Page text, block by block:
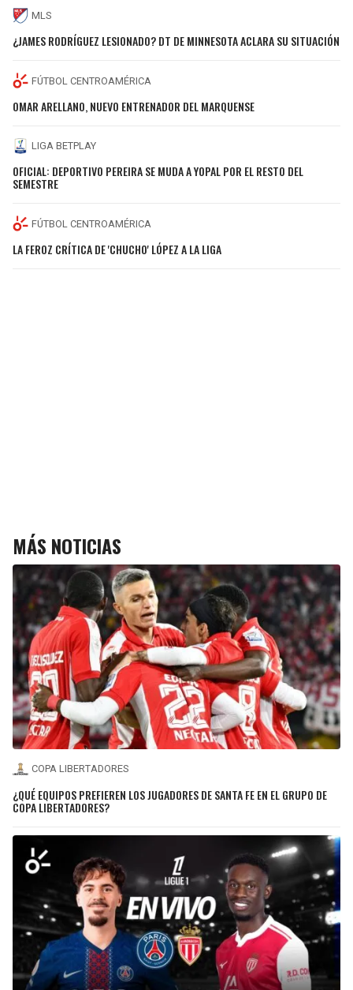
MLS
¿JAMES RODRÍGUEZ LESIONADO? DT DE MINNESOTA ACLARA SU SITUACIÓN
FÚTBOL CENTROAMÉRICA
OMAR ARELLANO, NUEVO ENTRENADOR DEL MARQUENSE
LIGA BETPLAY
OFICIAL: DEPORTIVO PEREIRA SE MUDA A YOPAL POR EL RESTO DEL
SEMESTRE
FÚTBOL CENTROAMÉRICA
LA FEROZ CRÍTICA DE 'CHUCHO' LÓPEZ A LA LIGA
MÁS NOTICIAS
COPA LIBERTADORES
¿QUÉ EQUIPOS PREFIEREN LOS JUGADORES DE SANTA FE EN EL GRUPO DE
COPA LIBERTADORES?